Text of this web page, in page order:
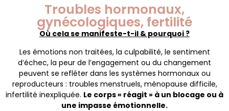
Troubles hormonaux,
gynécologiques, fertilité
Où cela se manifeste-t-il & pourquoi ?
Les émotions non traitées, la culpabilité, le sentiment
d’échec, la peur de l’engagement ou du changement
peuvent se refléter dans les systèmes hormonaux ou
reproducteurs : troubles menstruels, ménopause difficile,
infertilité inexpliquée. Le corps « réagit » à un blocage ou à
une impasse émotionnelle.